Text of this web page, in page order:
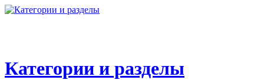
Категории и разделы